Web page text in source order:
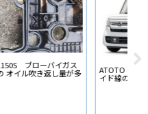
ATOTO N-BOX バックカメラ ガ
イド線の設定